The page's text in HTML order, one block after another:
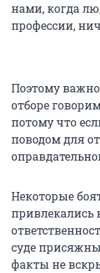
нами, когда
профессии,
Поэтому
отборе
потому что
поводом для
Некоторые
привлекались
суде
факты не